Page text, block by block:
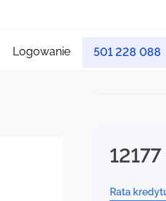
Logowanie 501 228 088
12177
Rata